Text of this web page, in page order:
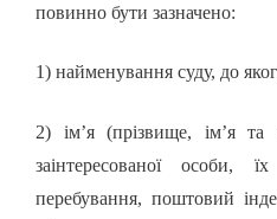
повинно бути зазначено:
1) найменування суду, до
2) ім’я (прізвище, ім’я та
заінтересованої особи,
перебування, поштовий